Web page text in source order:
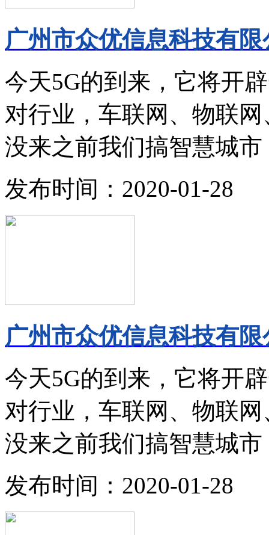
广州市众优信息科技有
今天5G的到来，它将开
对行业，车联网、物联
没来之前我们搞智慧城
发布时间：2020-01-28
广州市众优信息科技有
今天5G的到来，它将开
对行业，车联网、物联
没来之前我们搞智慧城
发布时间：2020-01-28